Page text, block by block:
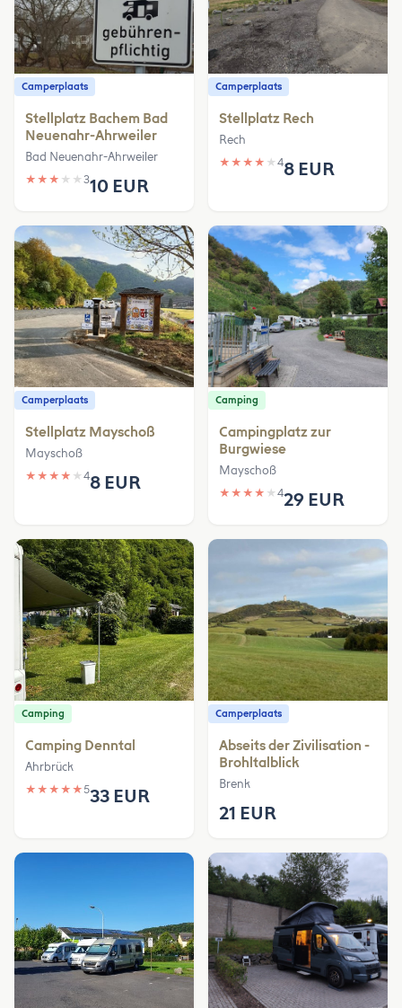
Camperplaats
Stellplatz Bachem Bad
Neuenahr-Ahrweiler
Bad Neuenahr-Ahrweiler
★ ★ ★ ★ ★ 310 EUR
Camperplaats
Stellplatz Rech
Rech
★ ★ ★ ★ ★ 48 EUR
Camperplaats
Stellplatz Mayschoß
Mayschoß
★ ★ ★ ★ ★ 48 EUR
Camping
Campingplatz zur
Burgwiese
Mayschoß
★ ★ ★ ★ ★ 429 EUR
Camping
Camping Denntal
Ahrbrück
★ ★ ★ ★ ★533 EUR
Camperplaats
Abseits der Zivilisation -
Brohltalblick
Brenk
21 EUR